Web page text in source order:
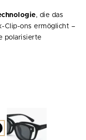
, die das
Clip-ons ermöglicht –
polarisierte